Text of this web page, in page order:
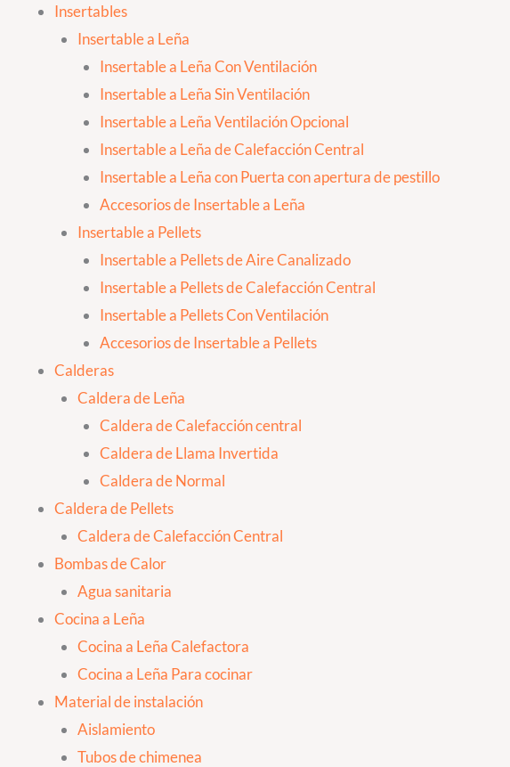
Insertables
Insertable a Leña
Insertable a Leña Con Ventilación
Insertable a Leña Sin Ventilación
Insertable a Leña Ventilación Opcional
Insertable a Leña de Calefacción Central
Insertable a Leña con Puerta con apertura de pestillo
Accesorios de Insertable a Leña
Insertable a Pellets
Insertable a Pellets de Aire Canalizado
Insertable a Pellets de Calefacción Central
Insertable a Pellets Con Ventilación
Accesorios de Insertable a Pellets
Calderas
Caldera de Leña
Caldera de Calefacción central
Caldera de Llama Invertida
Caldera de Normal
Caldera de Pellets
Caldera de Calefacción Central
Bombas de Calor
Agua sanitaria
Cocina a Leña
Cocina a Leña Calefactora
Cocina a Leña Para cocinar
Material de instalación
Aislamiento
Tubos de chimenea